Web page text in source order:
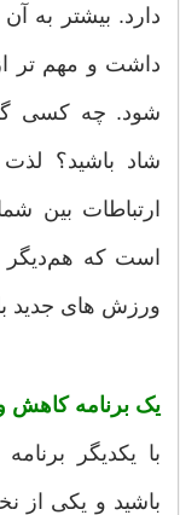
دارد. بیشتر به آن
داشت و مهم تر
شود. چه کسی
شاد باشید؟
ارتباطات بین
است که هم‌دیگر
ورزش های جدید
یک برنامه کاهش
با یکدیگر
باشید و یکی از